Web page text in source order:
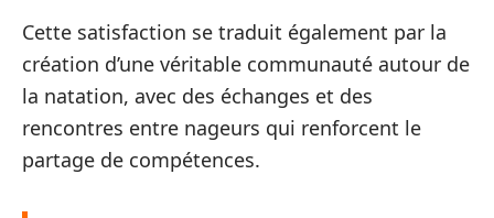
Cette satisfaction se traduit également par la
création d’une véritable communauté autour de
la natation, avec des échanges et des
rencontres entre nageurs qui renforcent le
partage de compétences.